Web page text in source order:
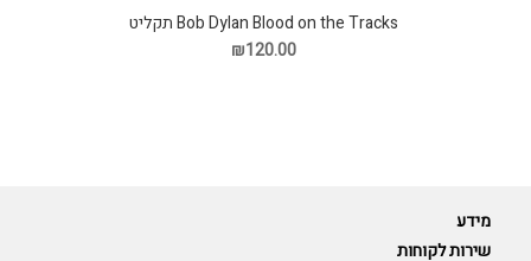
Bob Dylan Blood on the Tracks תקליט
₪120.00
מידע
שירות לקוחות